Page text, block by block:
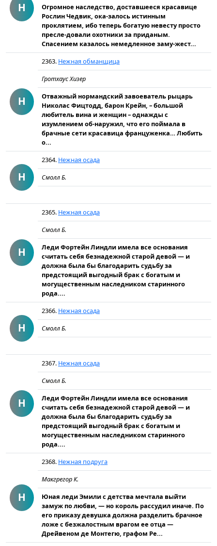
Н
Огромное наследство, доставшееся красавице
Рослин Чедвик, ока-залось истинным
проклятием, ибо теперь богатую невесту просто
пресле-довали охотники за приданым.
Спасением казалось немедленное заму-жест...
Н
2363. Нежная обманщица
Гротхаус Хизер
Отважный нормандский завоеватель рыцарь
Николас Фицтодд, барон Крейн, – большой
любитель вина и женщин – однажды с
изумлением об-наружил, что его поймала в
брачные сети красавица француженка… Любить
о...
Н
2364. Нежная осада
Смолл Б.
Н
2365. Нежная осада
Смолл Б.
Леди Фортейн Линдли имела все основания
считать себя безнадежной старой девой — и
должна была бы благодарить судьбу за
предстоящий выгодный брак с богатым и
могущественным наследником старинного
рода....
Н
2366. Нежная осада
Смолл Б.
Н
2367. Нежная осада
Смолл Б.
Леди Фортейн Линдли имела все основания
считать себя безнадежной старой девой — и
должна была бы благодарить судьбу за
предстоящий выгодный брак с богатым и
могущественным наследником старинного
рода....
Н
2368. Нежная подруга
Макгрегор К.
Юная леди Эмили с детства мечтала выйти
замуж по любви, — но король рассудил иначе. По
его приказу девушка должна разделить брачное
ложе с безжалостным врагом ее отца —
Дрейвеном де Монтегю, графом Ре...